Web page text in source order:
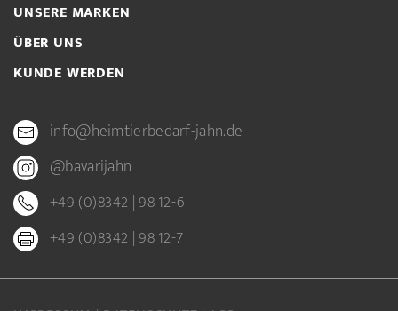
UNSERE MARKEN
ÜBER UNS
KUNDE WERDEN
info@heimtierbedarf-jahn.de
@bavarijahn
+49 (0)8342 | 98 12-6
+49 (0)8342 | 98 12-7